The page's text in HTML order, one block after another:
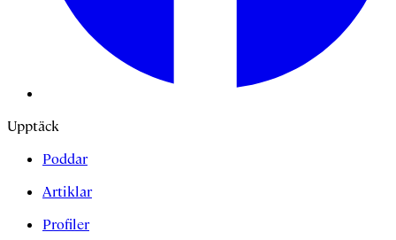
Upptäck
Poddar
Artiklar
Profiler